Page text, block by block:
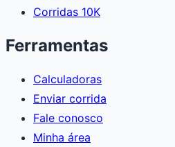
Corridas 10K
Ferramentas
Calculadoras
Enviar corrida
Fale conosco
Minha área